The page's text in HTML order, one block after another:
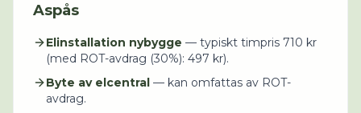
Aspås
Elinstallation nybygge — typiskt timpris 710 kr
(med ROT-avdrag (30%): 497 kr).
Byte av elcentral — kan omfattas av ROT-
avdrag.